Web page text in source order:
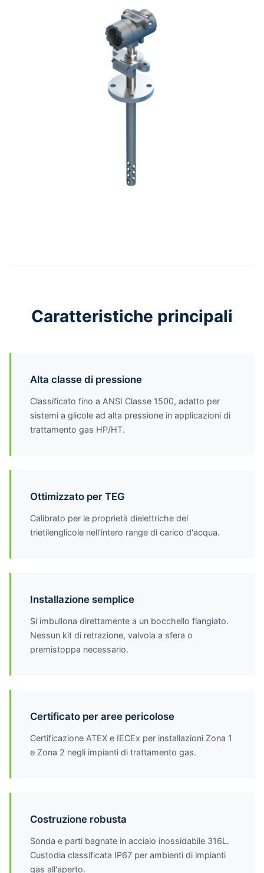
Caratteristiche principali
Alta classe di pressione
Classificato fino a ANSI Classe 1500, adatto per
sistemi a glicole ad alta pressione in applicazioni di
trattamento gas HP/HT.
Ottimizzato per TEG
Calibrato per le proprietà dielettriche del
trietilenglicole nell'intero range di carico d'acqua.
Installazione semplice
Si imbullona direttamente a un bocchello flangiato.
Nessun kit di retrazione, valvola a sfera o
premistoppa necessario.
Certificato per aree pericolose
Certificazione ATEX e IECEx per installazioni Zona 1
e Zona 2 negli impianti di trattamento gas.
Costruzione robusta
Sonda e parti bagnate in acciaio inossidabile 316L.
Custodia classificata IP67 per ambienti di impianti
gas all'aperto.